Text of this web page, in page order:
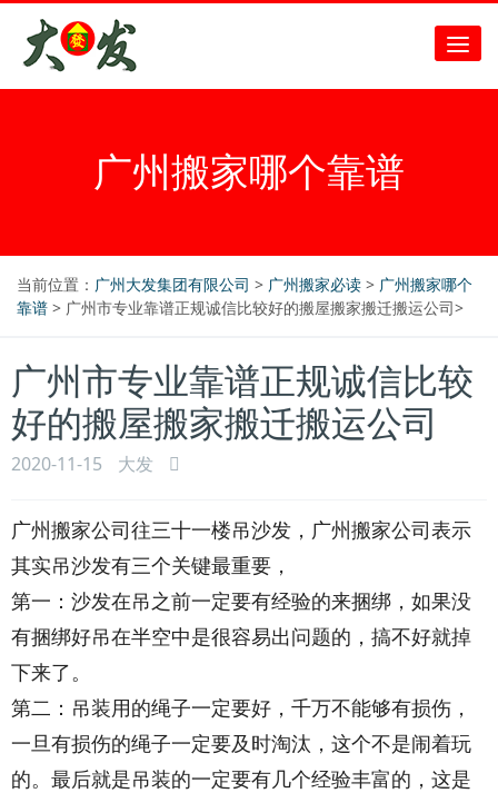
广州搬家哪个靠谱
当前位置： 广州大发集团有限公司 > 广州搬家必读 > 广州搬家哪个
靠谱 > 广州市专业靠谱正规诚信比较好的搬屋搬家搬迁搬运公司>
广州市专业靠谱正规诚信比较
好的搬屋搬家搬迁搬运公司
2020-11-15 大发
广州搬家公司往三十一楼吊沙发，广州搬家公司表示
其实吊沙发有三个关键最重要，
第一：沙发在吊之前一定要有经验的来捆绑，如果没
有捆绑好吊在半空中是很容易出问题的，搞不好就掉
下来了。
第二：吊装用的绳子一定要好，千万不能够有损伤，
一旦有损伤的绳子一定要及时淘汰，这个不是闹着玩
的。最后就是吊装的一定要有几个经验丰富的，这是